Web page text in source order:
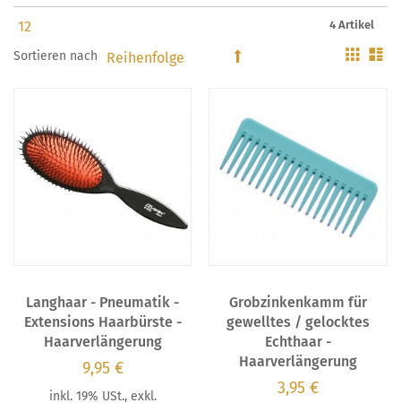
4 Artikel
Sortieren nach
Gitter
Langhaar - Pneumatik -
Extensions Haarbürste -
Haarverlängerung
9,95 €
inkl. 19% USt., exkl.
Grobzinkenkamm für
gewelltes / gelocktes
Echthaar -
Haarverlängerung
3,95 €